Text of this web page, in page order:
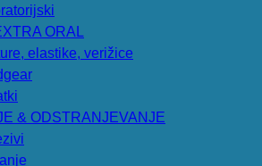
ORAL
elastike, verižice
& ODSTRANJEVANJE